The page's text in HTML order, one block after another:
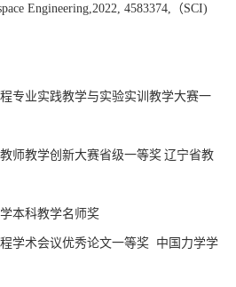
Engineering,2022, 4583374, （SCI)
专业实践教学与实验实训教学大赛一
师教学创新大赛省级一等奖 辽宁省教
本科教学名师奖
学术会议优秀论文一等奖 中国力学学